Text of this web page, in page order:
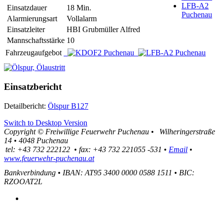
Einsatzdauer
18 Min.
Alarmierungsart
Vollalarm
Einsatzleiter
HBI Grubmüller Alfred
Mannschaftsstärke 10
LFB-A2
Puchenau
Fahrzeugaufgebot
Einsatzbericht
Detailbericht: Ölspur B127
Switch to Desktop Version
Copyright © Freiwillige Feuerwehr Puchenau •
Wilheringerstraße
14 • 4048 Puchenau
tel: +43 732 222122 • fax: +43 732 221055 -531 • Email •
www.feuerwehr-puchenau.at
Bankverbindung • IBAN: AT95 3400 0000 0588 1511 • BIC:
RZOOAT2L